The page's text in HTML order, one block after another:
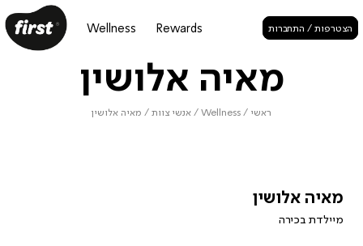
הצטרפות / התחברות Rewards
Wellness
מאיה אלושין
ראשי /
Wellness
/ אנשי צוות / מאיה אלושין
מאיה אלושין
מיילדת בכירה